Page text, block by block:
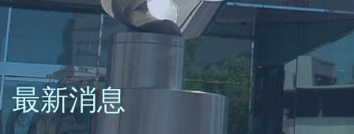
最新消息